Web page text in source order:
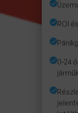
ROI
0-24